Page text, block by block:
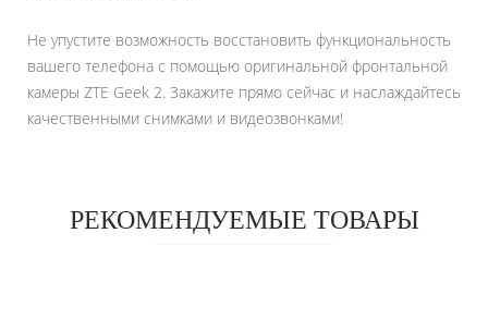
Не упустите возможность восстановить функциональность
вашего телефона с помощью оригинальной фронтальной
камеры ZTE Geek 2. Закажите прямо сейчас и наслаждайтесь
качественными снимками и видеозвонками!
РЕКОМЕНДУЕМЫЕ ТОВАРЫ